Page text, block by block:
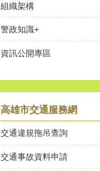
組織架構
警政知識+
資訊公開專區
高雄市交通服務網
交通違規拖吊查詢
交通事故資料申請